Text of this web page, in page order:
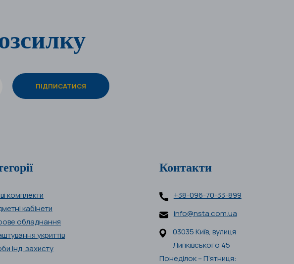
комплекти
кабінети
обладнання
укриттів
інд. захисту
Контакти
+38-096-70-33-899
info@nsta.com.ua
03035 Київ, вулиця
Липківського 45
Понеділок – П’ятниця: